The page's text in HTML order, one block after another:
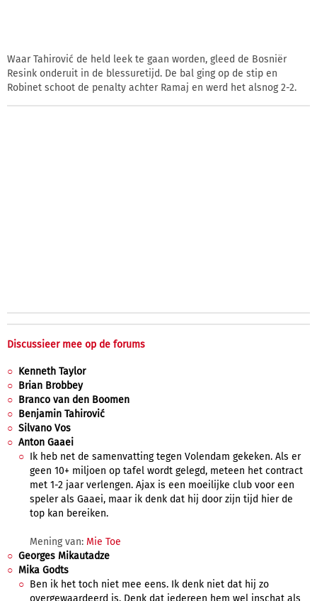
Waar Tahirović de held leek te gaan worden, gleed de Bosniër
Resink onderuit in de blessuretijd. De bal ging op de stip en
Robinet schoot de penalty achter Ramaj en werd het alsnog 2-2.
Discussieer mee op de forums
Kenneth Taylor
Brian Brobbey
Branco van den Boomen
Benjamin Tahirović
Silvano Vos
Anton Gaaei
Ik heb net de samenvatting tegen Volendam gekeken. Als er
geen 10+ miljoen op tafel wordt gelegd, meteen het contract
met 1-2 jaar verlengen. Ajax is een moeilijke club voor een
speler als Gaaei, maar ik denk dat hij door zijn tijd hier de
top kan bereiken.
Mening van: Mie Toe
Georges Mikautadze
Mika Godts
Ben ik het toch niet mee eens. Ik denk niet dat hij zo